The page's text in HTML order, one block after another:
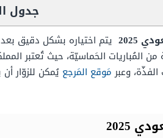
جدول
يتم اختياره بشكل دقيق بعد
المُباريات الحَماسيّة، حيث تُعتبر
وعبرمَوقع المَرجع يُمكن للزوّار
2025